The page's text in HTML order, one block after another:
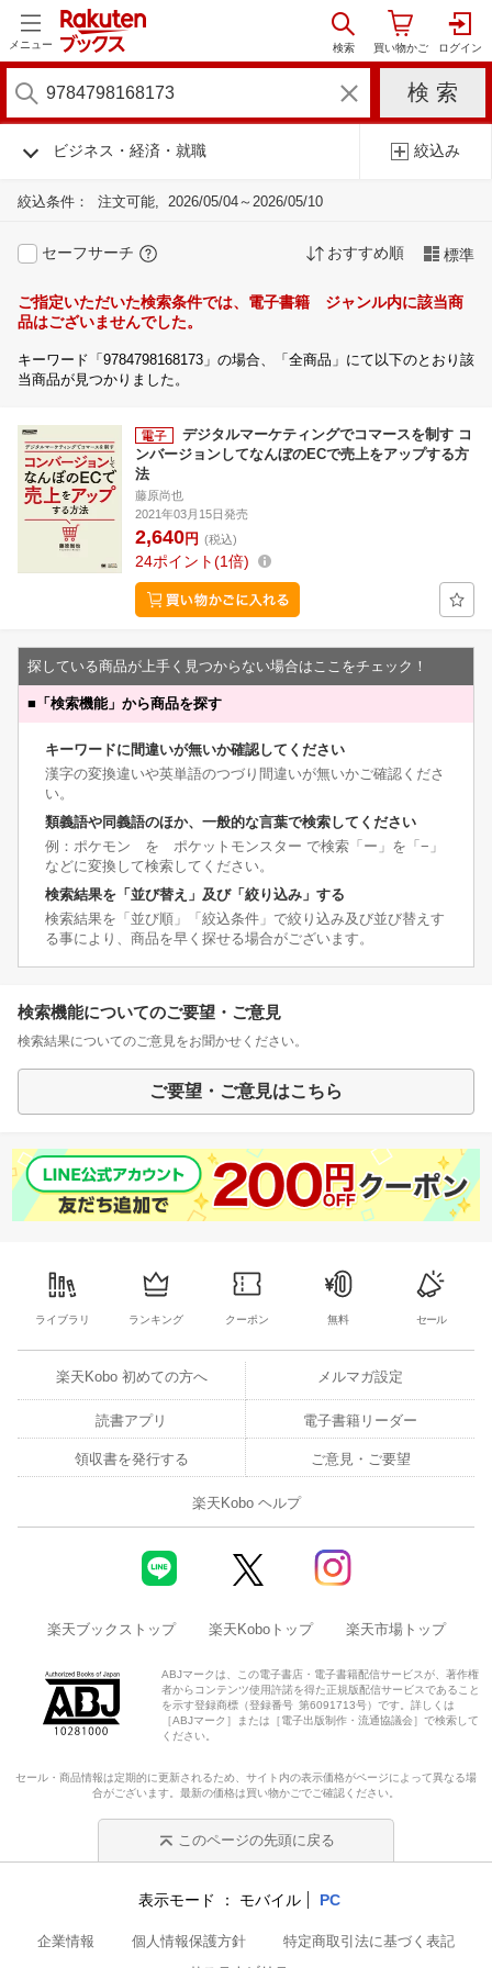
メニュー
ビジネス・経済・就職 絞込み
絞込条件： 注文可能 2026/05/04～2026/05/10
セーフサーチ おすすめ順 標準
ご指定いただいた検索条件では、電子書籍 ジャンル内に該当商
品はございませんでした。
キーワード「9784798168173」の場合、「全商品」にて以下のとおり該
当商品が見つかりました。
デジタルマーケティングでコマースを制す コ
ンバージョンしてなんぼのECで売上をアップする方
法
藤原尚也
2021年03月15日発売
2,640円 (税込)
24ポイント 1倍
探している商品が上手く見つからない場合はここをチェック！
■ 「検索機能」から商品を探す
キーワードに間違いが無いか確認してください
漢字の変換違いや英単語のつづり間違いが無いかご確認くださ
い。
類義語や同義語のほか、一般的な言葉で検索してください
例：ポケモン を ポケットモンスター で検索「ー」を「−」
などに変換して検索してください。
検索結果を「並び替え」及び「絞り込み」する
検索結果を「並び順」「絞込条件」で絞り込み及び並び替えす
る事により、商品を早く探せる場合がございます。
検索機能についてのご要望・ご意見
検索結果についてのご意見をお聞かせください。
ご要望・ご意見はこちら
ライブラリ ランキング クーポン 無料 セール
楽天Kobo 初めての方へ メルマガ設定
読書アプリ 電子書籍リーダー
領収書を発行する ご意見・ご要望
楽天Kobo ヘルプ
楽天ブックストップ 楽天Koboトップ 楽天市場トップ
ABJマークは、この電子書店・電子書籍配信サービスが、著作権
者からコンテンツ使用許諾を得た正規版配信サービスであること
を示す登録商標（登録番号 第6091713号）です。詳しくは
［ABJマーク］または［電子出版制作・流通協議会］で検索して
ください。
セール・商品情報は定期的に更新されるため、サイト内の表示価格がページによって異なる場
合がございます。最新の価格は買い物かごでご確認ください。
このページの先頭に戻る
表示モード モバイル PC
企業情報 個人情報保護方針
特定商取引法に基づく表記